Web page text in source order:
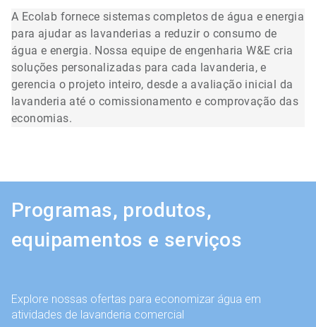
A Ecolab fornece sistemas completos de água e energia
para ajudar as lavanderias a reduzir o consumo de
água e energia. Nossa equipe de engenharia W&E cria
soluções personalizadas para cada lavanderia, e
gerencia o projeto inteiro, desde a avaliação inicial da
lavanderia até o comissionamento e comprovação das
economias.
Programas, produtos,
equipamentos e serviços
Explore nossas ofertas para economizar água em
atividades de lavanderia comercial